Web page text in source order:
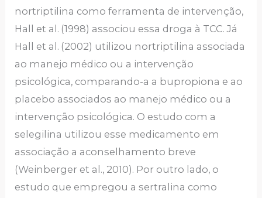
nortriptilina como ferramenta de intervenção,
Hall et al. (1998) associou essa droga à TCC. Já
Hall et al. (2002) utilizou nortriptilina associada
ao manejo médico ou a intervenção
psicológica, comparando-a a bupropiona e ao
placebo associados ao manejo médico ou a
intervenção psicológica. O estudo com a
selegilina utilizou esse medicamento em
associação a aconselhamento breve
(Weinberger et al., 2010). Por outro lado, o
estudo que empregou a sertralina como